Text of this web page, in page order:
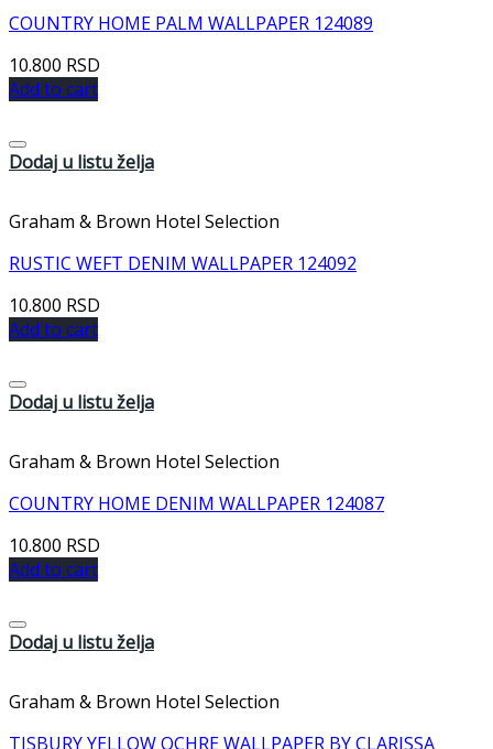
COUNTRY HOME PALM WALLPAPER 124089
10.800 RSD
Add to cart
Dodaj u listu želja
Graham & Brown Hotel Selection
RUSTIC WEFT DENIM WALLPAPER 124092
10.800 RSD
Add to cart
Dodaj u listu želja
Graham & Brown Hotel Selection
COUNTRY HOME DENIM WALLPAPER 124087
10.800 RSD
Add to cart
Dodaj u listu želja
Graham & Brown Hotel Selection
TISBURY YELLOW OCHRE WALLPAPER BY CLARISSA